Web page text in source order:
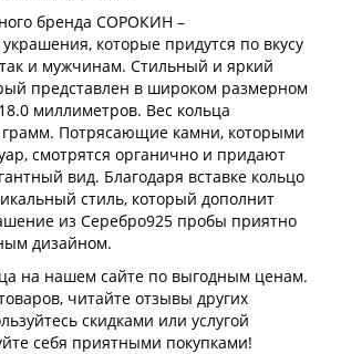
бренда СОРОКИН –
которые придутся по вкусу
и мужчинам. Стильный и яркий
представлен в широком размерном
миллиметров. Вес кольца
грамм. Потрясающие камни, которыми
смотрятся органично и придают
вид. Благодаря вставке кольцо
стиль, который дополнит
из Серебро925 пробы приятно
дизайном.
на нашем сайте по выгодным ценам.
читайте отзывы других
скидками или услугой
себя приятными покупками!